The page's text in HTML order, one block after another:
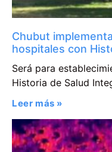
Chubut
hospitales con
Será para
Historia de Salud
Leer más »